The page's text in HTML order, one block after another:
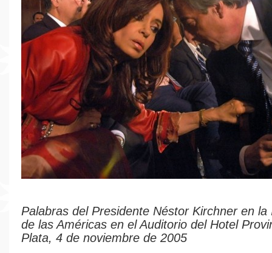
Palabras del Presidente Néstor Kirchner en la
de las Américas en el Auditorio del Hotel
Plata, 4 de noviembre de 2005